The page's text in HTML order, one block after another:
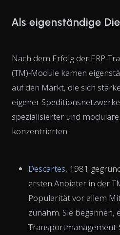
Als eigenständige
Nach dem Erfolg der ERP-
(TM)-Module kamen
auf den Markt, die sich
eigener
spezialisierter und
konzentrierten:
Descartes, 1981
ersten Anbieter in der
Popularität vor allem
zunahm. Sie begannen,